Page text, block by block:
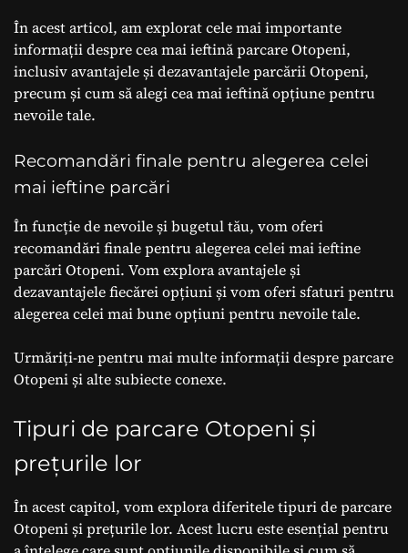
În acest articol, am explorat cele mai importante
informații despre cea mai ieftină parcare Otopeni,
inclusiv avantajele și dezavantajele parcării Otopeni,
precum și cum să alegi cea mai ieftină opțiune pentru
nevoile tale.
Recomandări finale pentru alegerea celei
mai ieftine parcări
În funcție de nevoile și bugetul tău, vom oferi
recomandări finale pentru alegerea celei mai ieftine
parcări Otopeni. Vom explora avantajele și
dezavantajele fiecărei opțiuni și vom oferi sfaturi pentru
alegerea celei mai bune opțiuni pentru nevoile tale.
Urmăriți-ne pentru mai multe informații despre parcare
Otopeni și alte subiecte conexe.
Tipuri de parcare Otopeni și
prețurile lor
În acest capitol, vom explora diferitele tipuri de parcare
Otopeni și prețurile lor. Acest lucru este esențial pentru